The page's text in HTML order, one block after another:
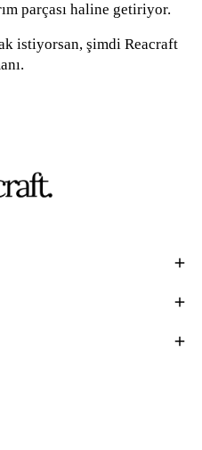
parçası haline getiriyor.
istiyorsan, şimdi Reacraft